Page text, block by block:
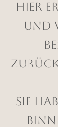
Hier
und
Sie